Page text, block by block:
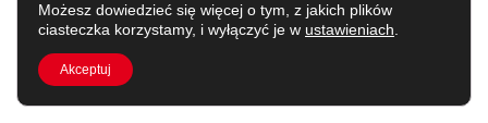
Możesz dowiedzieć się więcej o tym, z jakich plików
ciasteczka korzystamy, i wyłączyć je w ustawieniach
Akceptuj